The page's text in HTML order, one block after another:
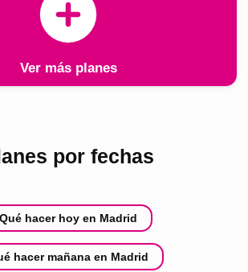
Ver más planes
por fechas
Qué hacer hoy en Madrid
hacer mañana en Madrid